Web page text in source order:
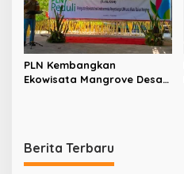
PLN Kembangkan
Ekowisata Mangrove Desa
Berita Terbaru